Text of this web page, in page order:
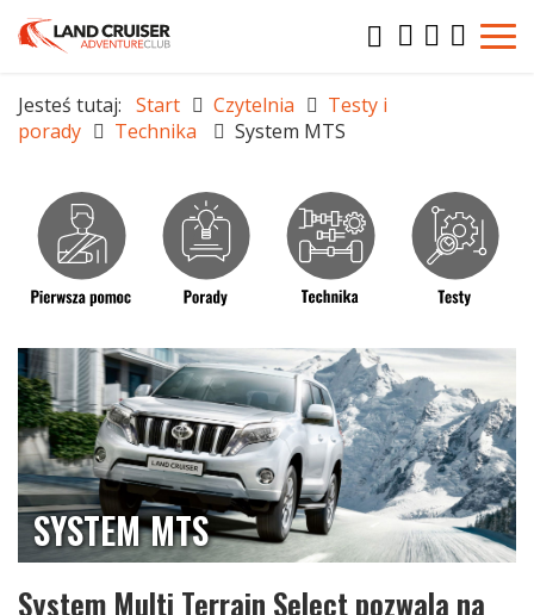
Jesteś tutaj: Start Czytelnia
Testy i
porady
Technika System MTS
SYSTEM MTS
System Multi Terrain Select pozwala na